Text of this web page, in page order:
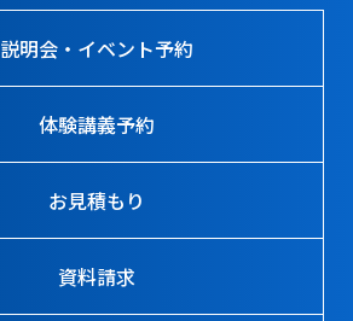
説明会・イベント予約
体験講義予約
お見積もり
資料請求